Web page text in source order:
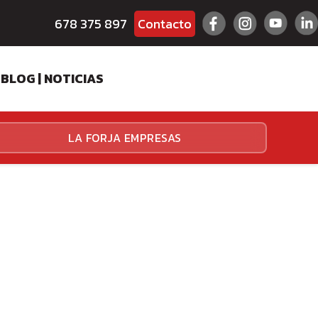
Contacto
678 375 897
BLOG | NOTICIAS
LA FORJA EMPRESAS